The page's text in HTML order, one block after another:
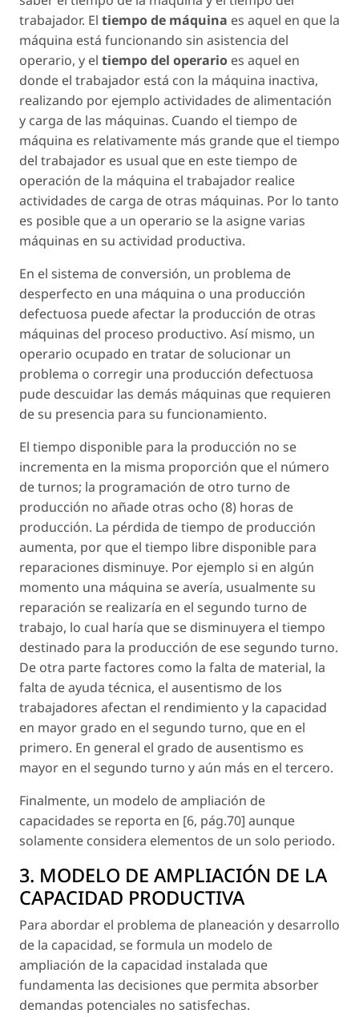
trabajador. El tiempo de máquina es aquel en que la
máquina está funcionando sin asistencia del
operario, y el tiempo del operario es aquel en
donde el trabajador está con la máquina inactiva,
realizando por ejemplo actividades de alimentación
y carga de las máquinas. Cuando el tiempo de
máquina es relativamente más grande que el tiempo
del trabajador es usual que en este tiempo de
operación de la máquina el trabajador realice
actividades de carga de otras máquinas. Por lo tanto
es posible que a un operario se la asigne varias
máquinas en su actividad productiva.
En el sistema de conversión, un problema de
desperfecto en una máquina o una producción
defectuosa puede afectar la producción de otras
máquinas del proceso productivo. Así mismo, un
operario ocupado en tratar de solucionar un
problema o corregir una producción defectuosa
pude descuidar las demás máquinas que requieren
de su presencia para su funcionamiento.
El tiempo disponible para la producción no se
incrementa en la misma proporción que el número
de turnos; la programación de otro turno de
producción no añade otras ocho (8) horas de
producción. La pérdida de tiempo de producción
aumenta, por que el tiempo libre disponible para
reparaciones disminuye. Por ejemplo si en algún
momento una máquina se avería, usualmente su
reparación se realizaría en el segundo turno de
trabajo, lo cual haría que se disminuyera el tiempo
destinado para la producción de ese segundo turno.
De otra parte factores como la falta de material, la
falta de ayuda técnica, el ausentismo de los
trabajadores afectan el rendimiento y la capacidad
en mayor grado en el segundo turno, que en el
primero. En general el grado de ausentismo es
mayor en el segundo turno y aún más en el tercero.
Finalmente, un modelo de ampliación de
capacidades se reporta en [6, pág.70] aunque
solamente considera elementos de un solo periodo.
3. MODELO DE AMPLIACIÓN DE LA
CAPACIDAD PRODUCTIVA
Para abordar el problema de planeación y desarrollo
de la capacidad, se formula un modelo de
ampliación de la capacidad instalada que
fundamenta las decisiones que permita absorber
demandas potenciales no satisfechas.